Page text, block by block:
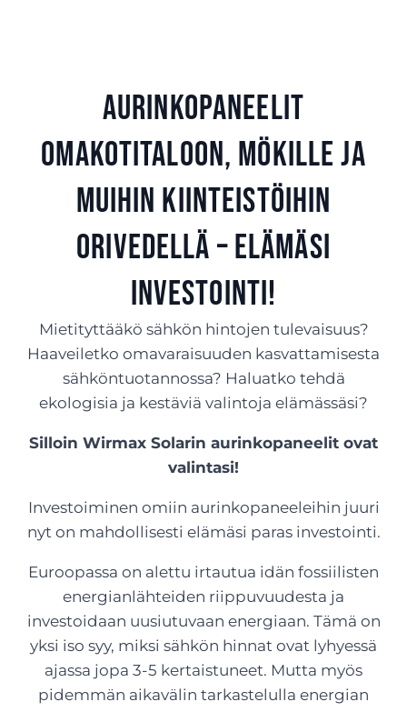
Aurinkopaneelit
omakotitaloon, mökille ja
muihin kiinteistöihin
Orivedellä – Elämäsi
investointi!
Mietityttääkö sähkön hintojen tulevaisuus?
Haaveiletko omavaraisuuden kasvattamisesta
sähköntuotannossa? Haluatko tehdä
ekologisia ja kestäviä valintoja elämässäsi?
Silloin Wirmax Solarin aurinkopaneelit ovat
valintasi!
Investoiminen omiin aurinkopaneeleihin juuri
nyt on mahdollisesti elämäsi paras investointi.
Euroopassa on alettu irtautua idän fossiilisten
energianlähteiden riippuvuudesta ja
investoidaan uusiutuvaan energiaan. Tämä on
yksi iso syy, miksi sähkön hinnat ovat lyhyessä
ajassa jopa 3-5 kertaistuneet. Mutta myös
pidemmän aikavälin tarkastelulla energian